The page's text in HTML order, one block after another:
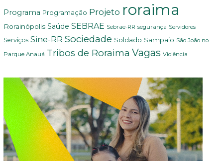
Programa Programação Projeto roraima
Rorainópolis Saúde SEBRAE Sebrae-RR segurança Servidores
Serviços Sine-RR Sociedade Soldado Sampaio São João no
Parque Anauá Tribos de Roraima Vagas Violência